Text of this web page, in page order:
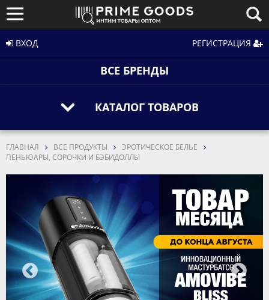
ВХОД РЕГИСТРАЦИЯ
ВСЕ БРЕНДЫ
КАТАЛОГ ТОВАРОВ
ГЛАВНАЯ ВСЕ ПРОДУКТЫ
ЭРОТИЧЕСКОЕ БЕЛЬЕ
ПЕНЬЮАРЫ, СОРОЧКИ И БЭБИДОЛЛЫ